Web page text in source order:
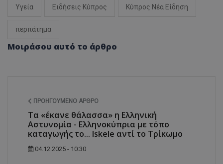
Υγεία Ειδήσεις Κύπρος Κύπρος Νέα Είδηση
περπάτημα
Μοιράσου αυτό το άρθρο
ΠΡΟΗΓΟΎΜΕΝΟ ΆΡΘΡΟ
Τα «έκανε θάλασσα» η Ελληνική
Αστυνομία - Ελληνοκύπρια με τόπο
καταγωγής το... Iskele αντί το Τρίκωμο
04.12.2025 - 10:30